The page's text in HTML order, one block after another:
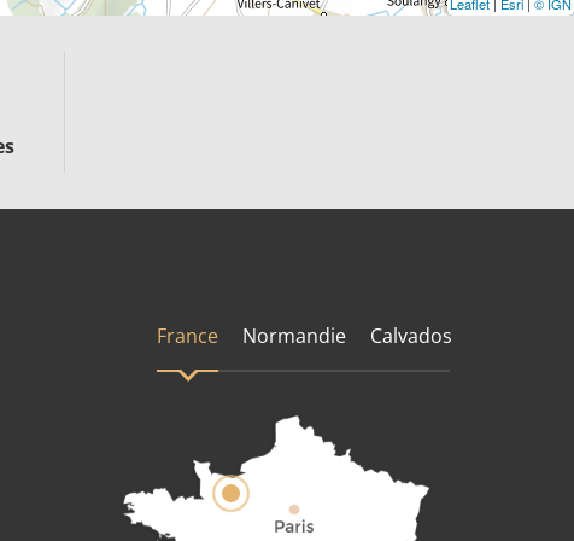
France Normandie Calvados